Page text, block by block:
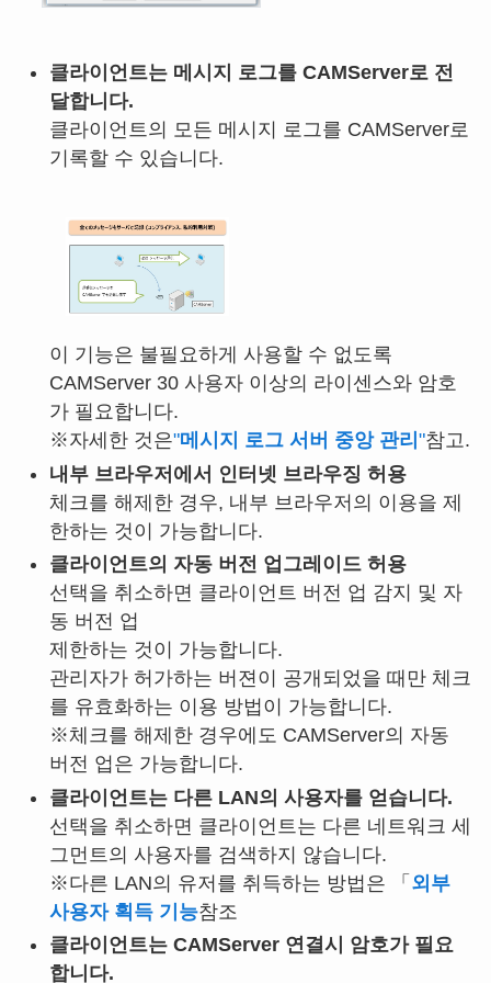
클라이언트는 메시지 로그를 CAMServer로 전
달합니다.
클라이언트의 모든 메시지 로그를 CAMServer로
기록할 수 있습니다.
이 기능은 불필요하게 사용할 수 없도록
CAMServer 30 사용자 이상의 라이센스와 암호
가 필요합니다.
※자세한 것은"메시지 로그 서버 중앙 관리 "참고.
내부 브라우저에서 인터넷 브라우징 허용
체크를 해제한 경우, 내부 브라우저의 이용을 제
한하는 것이 가능합니다.
클라이언트의 자동 버전 업그레이드 허용
선택을 취소하면 클라이언트 버전 업 감지 및 자
동 버전 업
제한하는 것이 가능합니다.
관리자가 허가하는 버젼이 공개되었을 때만 체크
를 유효화하는 이용 방법이 가능합니다.
※체크를 해제한 경우에도 CAMServer의 자동
버전 업은 가능합니다.
클라이언트는 다른 LAN의 사용자를 얻습니다.
선택을 취소하면 클라이언트는 다른 네트워크 세
그먼트의 사용자를 검색하지 않습니다.
※다른 LAN의 유저를 취득하는 방법은 「 외부
사용자 획득 기능참조
클라이언트는 CAMServer 연결시 암호가 필요
합니다.